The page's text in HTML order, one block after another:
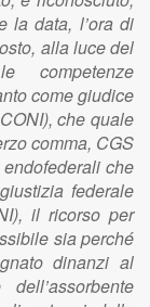
la data, l’ora di
alla luce del
competenze
come giudice
che quale
comma, CGS
che
federale
il ricorso per
sia perché
dinanzi al